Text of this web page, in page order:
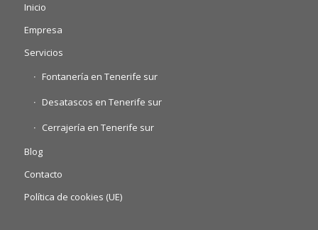
Inicio
Empresa
Servicios
Fontanería en Tenerife sur
Desatascos en Tenerife sur
Cerrajería en Tenerife sur
Blog
Contacto
Política de cookies (UE)